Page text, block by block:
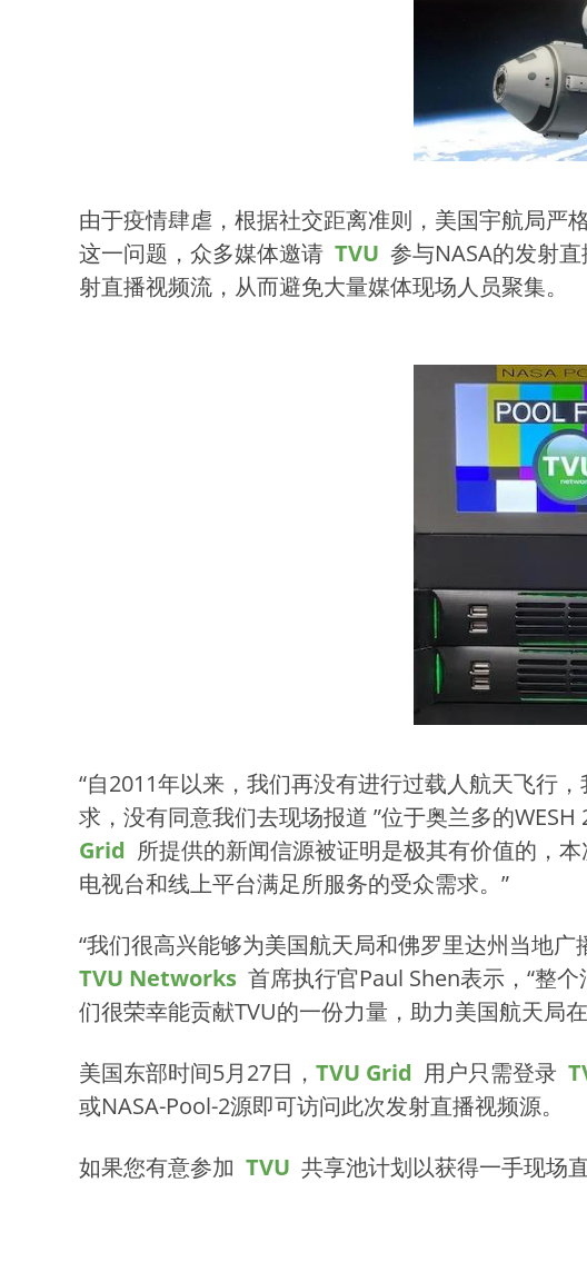
由于疫情肆虐，根据社交距离准则，美国宇航局严
这一问题，众多媒体邀请 TVU 参与NASA的发射
射直播视频流，从而避免大量媒体现场人员聚集。
“自2011年以来，我们再没有进行过载人航天飞行
求，没有同意我们去现场报道 ”位于奥兰多的
Grid 所提供的新闻信源被证明是极其有价值的，
电视台和线上平台满足所服务的受众需求。”
“我们很高兴能够为美国航天局和佛罗里达州当地广
TVU Networks 首席执行官Paul Shen表示，“整
们很荣幸能贡献TVU的一份力量，助力美国航天局
美国东部时间5月27日， TVU Grid 用户只需登录
或NASA-Pool-2源即可访问此次发射直播视频源。
如果您有意参加 TVU 共享池计划以获得一手现场